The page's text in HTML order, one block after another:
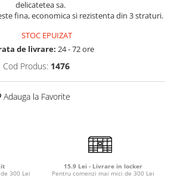
pete
delicatetea sa.
fina, economica si rezistenta din 3 straturi.
STOC EPUIZAT
de livrare: 24 - 72 ore
Cod Produs: 1476
Adauga la Favorite
300 Lei
15.9 Lei - Livrare in locker
Pentru comenzi mai mici de 300 Lei